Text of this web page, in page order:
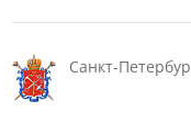
Санкт-